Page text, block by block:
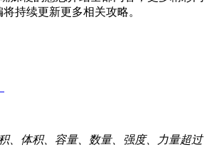
持续更新更多相关攻略。
、体积、容量、数量、强度、力量超过